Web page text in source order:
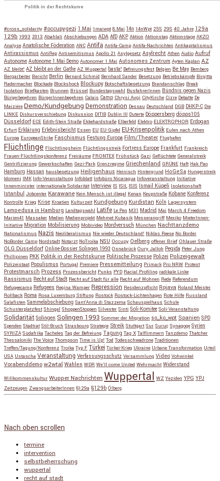
Politik in der Rechtskurve
#cross_solidarity #occupygezi 1.Mai 1maiwpt 8.Mai 14n 14nWpt 25S 29S 40 Jahre 129a
129b 1993 2013 Abahlali Abschiebungen ADA AfD AKP Aktion Aktionstag Aktionstage AKZO
Analyse Anatolische Föderation ANC Antifa Antifa-Camp Antifa-Nachrichten Antikapitalismus
Antirassismus AntiRep Antisemitismus Apollo 21 Asylgesetz Asylrecht Athen Audio Aufruf
Autonome Autonome 1.Mai Demo Autonomer 1.Mai Autonomes Zentrum Ayten Kaplan AZ
AZ bleibt! AZ bleibt an der Gathe AZ Wuppertal basta! Befreiungsfest Belgien Be May Bemberg
Bergarbeiter Bericht Berlin Bernard Schmid Bernhard Sander Besetzung Betriebskämpfe Birgitta
Radermacher Blockade Blockshock Blockupy Botschaftsbesetzung Brandanschlag Break
Isolation Briefkasten Brunnen Brüssel Bundestagswahl BusfahrerInnen Bündnis gegen Nazis
Bürgerbegehren BürgerInnenbegehren Calais Camp Chrysi Avgi CityKirche Cizre Debatte De
Maiziére Demo/Kundgebung Demonstration Dessau Deutschland DGB DHKP-C Die
LINKE Diskursverschiebung Diskussion DITIB Dublin III Duterte Döppersberg döpps105
Düsseldorf ECE Edith-Stein Straße Ekkehardstraße Elberfeld Elektro ELEKTROPHOR Erdogan
Erfurt Erklärung Erlebnisbericht Essen EU EU-Gipfel EU-Krisenpolitik Eulen nach Athen
Europa EuropeanStrike Faschismus Festung Europa Film/Theater Flughafen
Flüchtlinge Flüchtlingsheim Flüchtlingsstreik Fortress Europe Frankfurt Frankreich
Frauen-Flüchtlingskonferenz Freiräume FRONTEX Frühstück Gazi Geflüchtete Generalstreik
Gentrifizierung Gewerkschaften Gezi-Park Grenzregime Griechenland GRÜNE Haft Hak Pao
Hamburg Hassan hausbesetzung Heiligenhaus Heinisch Hintergrund HoGeSa Hungerstreik
Idomeni IMK Info-Veranstaltung Infoblatt Infobüro Nicaragua Infoveranstaltung Initiative
Innenminister internationale Solidarität Interview IS ISIL ISIS Ismail Küpeli Isolationshaft
Istanbul Jobcenter Karawane Kein Mensch ist illegal Kenan Keupstraße Kobane Konferenz
Kontrolle Krieg Krise Kroatien Kulturzeit Kundgebung Kurdistan Köln Lagersystem
Lampedusa in Hamburg Landtagswahl Latife Le Pen M31 Madrid Mai March 4 Freedom
Marien41 Massaker Medien Medienprojekt Mehmet Kubasik Messerangriff Mexiko MieterInnen-
Initiative Migration Mobilisierung Mobivideo Mordversuch München Nachttanzdemo
Nationalismus Nazis Neoliberalismus Nie wieder Deutschland! Niklas Reese No Border
NoBorder Camp Nordstadt Notarzt NoTroika NSU Occupy Oelberg offener Brief Ohlauer Straße
OLG Düsseldorf Online-Dossier Solingen 1993 Osnabrück Oury Jalloh Pegida Peter Jung
Phillipinen PKK Politik in der Rechtskurve Politische Prozesse Polizei Polizeigewalt
Polizeistaat Populismus Portugal Premiere Pressemitteilung Primark Pro NRW Protest
Protestmarsch Prozess Prozessbericht Punks PYD Racial Profiling radikale Linke
Rassismus Recht auf Stadt Recht auf Stadt für alle Recht auf Wohnen Rede Referendum
Refugeecamp Refugees Regina Wamper Repression Residenzpflicht Rojava Roland Meister
Rollback Roma Rosa Luxemburg Stiftung Rostock Rostock-Lichtenhagen Rote Hilfe Russland
Salafisten Sammelabschiebung Sant'Anna di Stazzema Schauspielhaus Schule
Schusterplatzfest Shingal ShoppenStoppen Silvester Sinti Soli-Komitee Soli-Veranstaltung
Solidarität Solingen Solingen 1993 Sommer der Migration so_ko_wpt Spanien SPD
Spenden Stadtrat Stil-Bruch Strasbourg Strategie Streik Stuttgart Sur Suruç Synagoge Syrien
SYRIZA Südafrika Tacheles Tag der Befreiung Tagung Tag X Talflimmern Tanzdemo Thatcher
Thessaloniki The Voice Thompson Time is Up! Tod Todesschwadrone Traditionen
Treffen/Tagung/Konferenz Troika Typ F Türkei Türkei-Krieg Ukraine Urbane Transformation Urteil
USA Ustascha Veranstaltung Verfassungsschutz Versammlung Video Vohwinkel
Vorabenddemo w2wtal Wahlen WDR We'll come United Wehrmacht Widerstand
Willkommenskultur Wupper Nachrichten Wuppertal WZ Yeziden YPG YPJ
Zeitzeugen ZwangsarbeiterInnen §129a §129b Ölberg
Nach oben scrollen
termine
intervention
selbstbeherrschung
wuppertal
recht auf stadt